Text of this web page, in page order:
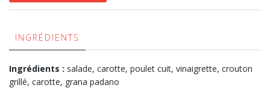
INGRÉDIENTS
Ingrédients : salade, carotte, poulet cuit, vinaigrette, crouton
grillé, carotte, grana padano